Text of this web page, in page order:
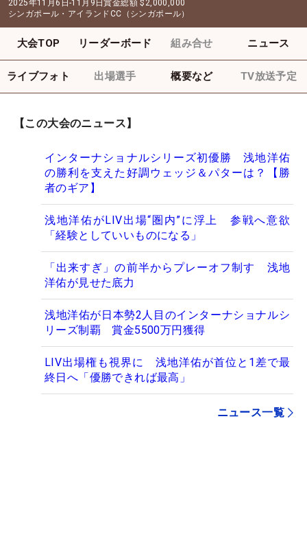
2025年11月6日-11月9日賞金総額 $2,000,000
シンガポール・アイランドCC（シンガポール）
大会TOP リーダーボード 組み合せ ニュース
ライブフォト 出場選手 概要など TV放送予定
【この大会のニュース】
インターナショナルシリーズ初優勝 浅地洋佑
の勝利を支えた好調ウェッジ＆パターは？【勝
者のギア】
浅地洋佑がLIV出場“圏内”に浮上 参戦へ意欲
「経験としていいものになる」
「出来すぎ」の前半からプレーオフ制す 浅地
洋佑が見せた底力
浅地洋佑が日本勢2人目のインターナショナルシ
リーズ制覇 賞金5500万円獲得
LIV出場権も視界に 浅地洋佑が首位と1差で最
終日へ「優勝できれば最高」
ニュース一覧